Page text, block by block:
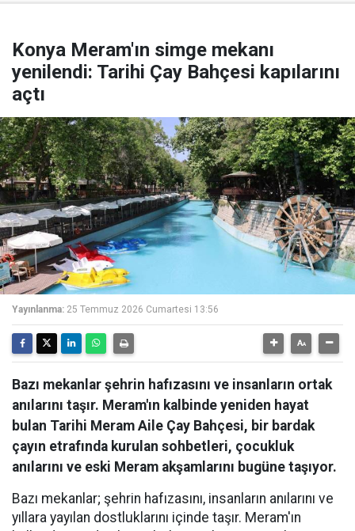
Konya Meram'ın simge mekanı
yenilendi: Tarihi Çay Bahçesi kapılarını
açtı
Yayınlanma: 25 Temmuz 2026 Cumartesi 13:56
Bazı mekanlar şehrin hafızasını ve insanların ortak
anılarını taşır. Meram'ın kalbinde yeniden hayat
bulan Tarihi Meram Aile Çay Bahçesi, bir bardak
çayın etrafında kurulan sohbetleri, çocukluk
anılarını ve eski Meram akşamlarını bugüne taşıyor.
Bazı mekanlar; şehrin hafızasını, insanların anılarını ve
yıllara yayılan dostluklarını içinde taşır. Meram'ın